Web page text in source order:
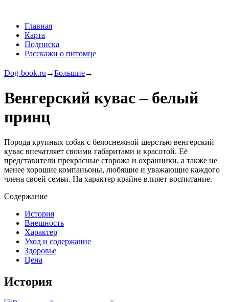
Главная
Карта
Подписка
Расскажи о питомце
Dog-book.ru →Большие→
Венгерский кувас – белый
принц
Порода крупных собак с белоснежной шерстью венгерский
кувас впечатляет своими габаритами и красотой. Её
представители прекрасные сторожа и охранники, а также не
менее хорошие компаньоны, любящие и уважающие каждого
члена своей семьи. На характер крайне влияет воспитание.
Содержание
История
Внешность
Характер
Уход и содержание
Здоровье
Цена
История